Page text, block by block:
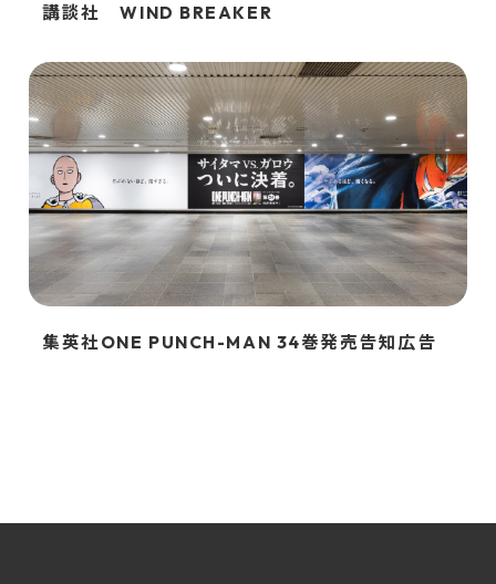
講談社 WIND BREAKER
集英社ONE PUNCH-MAN 34巻発売告知広告